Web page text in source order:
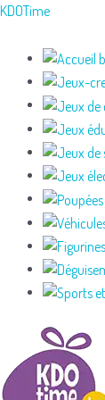
Aller
contenu
KDOTime